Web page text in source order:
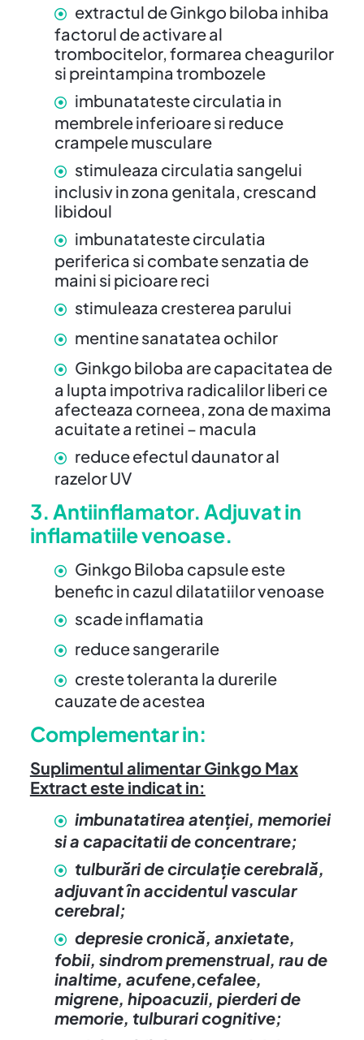
extractul de Ginkgo biloba inhiba
factorul de activare al
trombocitelor, formarea cheagurilor
si preintampina trombozele
imbunatateste circulatia in
membrele inferioare si reduce
crampele musculare
stimuleaza circulatia sangelui
inclusiv in zona genitala, crescand
libidoul
imbunatateste circulatia
periferica si combate senzatia de
maini si picioare reci
stimuleaza cresterea parului
mentine sanatatea ochilor
Ginkgo biloba are capacitatea de
a lupta impotriva radicalilor liberi ce
afecteaza corneea, zona de maxima
acuitate a retinei – macula
reduce efectul daunator al
razelor UV
3. Antiinflamator. Adjuvat in
inflamatiile venoase.
Ginkgo Biloba capsule este
benefic in cazul dilatatiilor venoase
scade inflamatia
reduce sangerarile
creste toleranta la durerile
cauzate de acestea
Complementar in:
Suplimentul alimentar Ginkgo Max
Extract este indicat in:
imbunatatirea atenţiei, memoriei
si a capacitatii de concentrare;
tulburări de circulaţie cerebrală,
adjuvant în accidentul vascular
cerebral;
depresie cronică, anxietate,
fobii, sindrom premenstrual, rau de
inaltime, acufene,cefalee,
migrene, hipoacuzii, pierderi de
memorie, tulburari cognitive;